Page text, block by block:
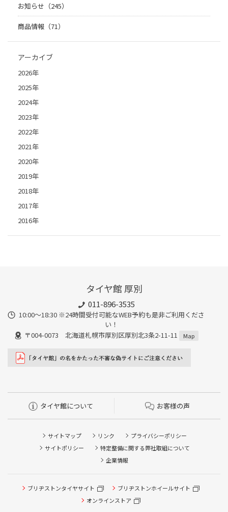
お知らせ（245）
商品情報（71）
アーカイブ
2026年
2025年
2024年
2023年
2022年
2021年
2020年
2019年
2018年
2017年
2016年
タイヤ館 厚別
011-896-3535
10:00～18:30 ※24時間受付可能なWEB予約も是非ご利用くださ
い！
〒004-0073 北海道札幌市厚別区厚別北3条2-11-11
Map
タイヤ館について お客様の声
サイトマップ リンク
プライバシーポリシー
サイトポリシー
特定整備に関する弊社取組について
企業情報
ブリヂストンタイヤサイト
ブリヂストンホイールサイト
オンラインストア
タイヤ点検・安全点検/タイヤ履き替え/オイル交換/その他
ピット作業の予約